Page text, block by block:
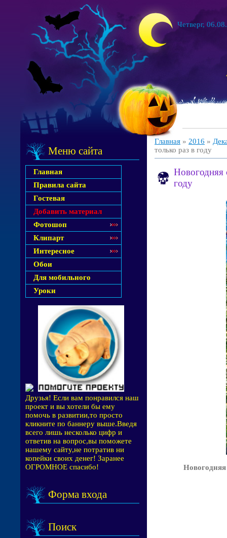
Четверг,
Меню сайта
Главная
Правила сайта
Гостевая
Добавить материал
Фотошоп
Клипарт
Интересное
Обои
Для мобильного
Уроки
Друзья! Если вам понравился наш
проект и вы хотели бы ему
помочь в развитии,то просто
кликните по баннеру выше.Введя
всего лишь несколько цифр и
ответив на вопрос,вы поможете
нашему сайту,не потратив ни
копейки своих денег! Заранее
ОГРОМНОЕ спасибо!
Форма входа
Поиск
Главная » 2016 »
только раз в году
Новогодняя
году